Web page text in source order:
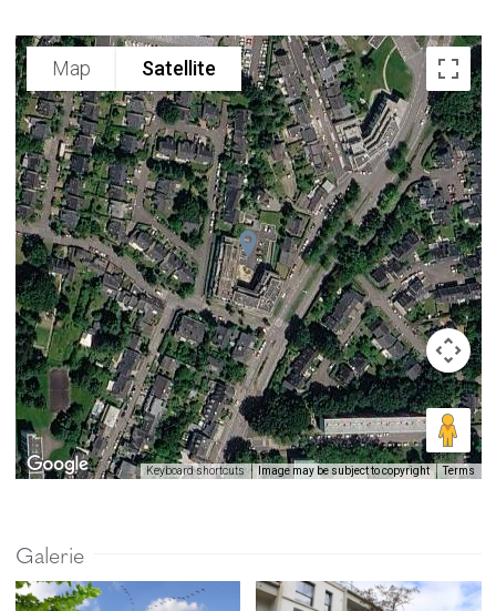
Map Satellite
Keyboard shortcuts Image may be subject to copyright Terms
Galerie